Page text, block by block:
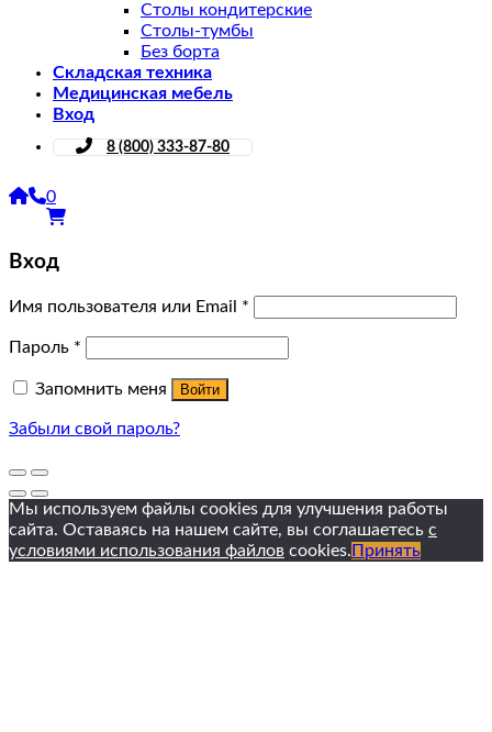
Столы кондитерские
Столы-тумбы
Без борта
Складская техника
Медицинская мебель
Вход
8 (800) 333-87-80
0
Вход
Имя пользователя или Email *
Пароль *
Запомнить меня Войти
Забыли свой пароль?
Мы используем файлы cookies для улучшения работы
сайта. Оставаясь на нашем сайте, вы соглашаетесь с
условиями использования файлов cookies. Принять